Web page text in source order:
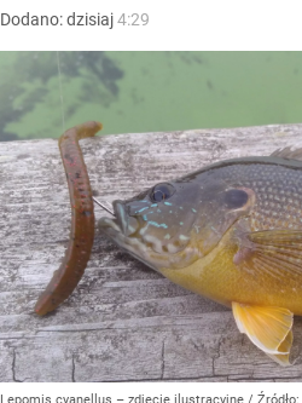
Dodano:dzisiaj4:29